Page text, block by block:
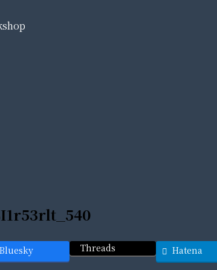
Bluesky Threads Hatena